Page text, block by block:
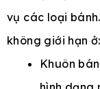
vụ các loại
không giới hạn ở:
Khuôn